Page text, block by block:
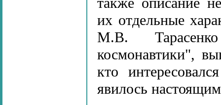
их отдельные
М.В.
космонавтики",
кто
явилось